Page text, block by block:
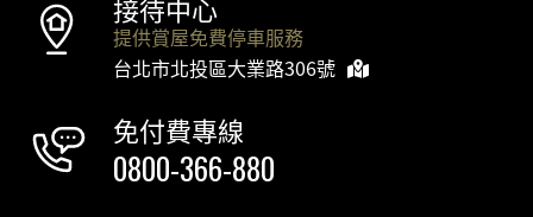
接待中心
提供賞屋免費停車服務
台北市北投區大業路306號
免付費專線
0800-366-880